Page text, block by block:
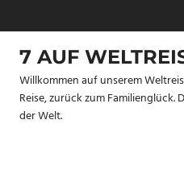
Inhalt
springen
7 AUF
Willkommen auf unserem
Reise, zurück zum Familienglück.
der Welt.